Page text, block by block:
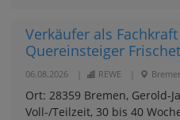
Verkäufer als
Quereinsteiger
06.08.2026 REWE
Ort: 28359 Bremen, Gerold-
Voll-/Teilzeit, 30 bis 40